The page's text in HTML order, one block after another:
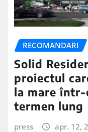
RECOMANDARI
Solid
proiectul
la mare
termen lung
press apr. 12,